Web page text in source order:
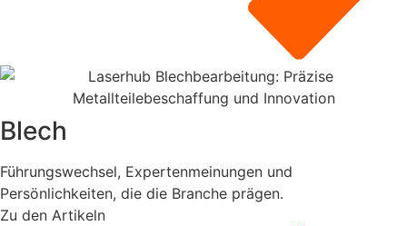
Blech
Führungswechsel, Expertenmeinungen und
Persönlichkeiten, die die Branche prägen.
Zu den Artikeln